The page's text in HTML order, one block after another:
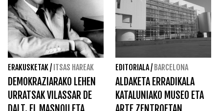
ERAKUSKETAK/ ITSAS HAREAK
DEMOKRAZIARAKO LEHEN
URRATSAK VILASSAR DE
EDITORIALA/ BARCELONA
ALDAKETA ERRADIKALA
KATALUNIAKO MUSEO ETA